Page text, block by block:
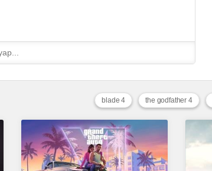
the godfather 4
blade 4